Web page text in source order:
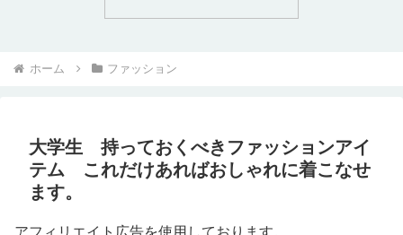
ホーム ファッション
大学生 持っておくべきファッションアイ
テム これだけあればおしゃれに着こなせ
ます。